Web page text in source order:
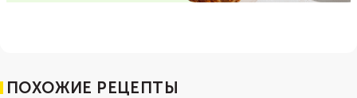
ПОХОЖИЕ РЕЦЕПТЫ